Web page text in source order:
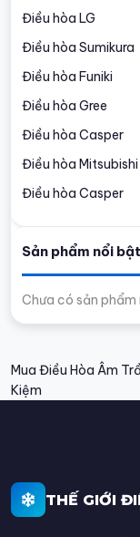
Điều hòa LG
Điều hòa Sumikura
Điều hòa Funiki
Điều hòa Gree
Điều hòa Casper
Điều hòa Mitsubishi
Điều hòa Casper
Sản phẩm nổi bật
Chưa có sản phẩm
Mua Điều Hòa Âm
Kiệm
THẾ GIỚI